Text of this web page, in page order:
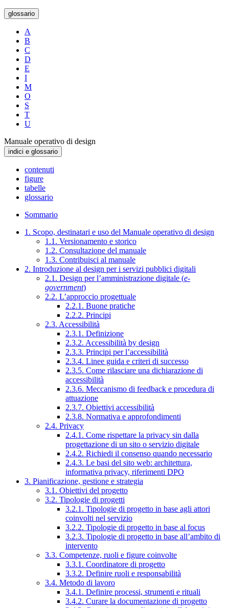
glossario
A
B
C
D
E
I
M
O
S
T
U
Manuale operativo di design
indici e glossario
contenuti
figure
tabelle
glossario
Sommario
1. Scopo, destinatari e uso del Manuale operativo di design
1.1. Versionamento e storico
1.2. Consultazione del manuale
1.3. Contribuisci al manuale
2. Introduzione al design per i servizi pubblici digitali
2.1. Design per l’amministrazione digitale (e-
government)
2.2. L’approccio progettuale
2.2.1. Buone pratiche
2.2.2. Principi
2.3. Accessibilità
2.3.1. Definizione
2.3.2. Accessibilità by design
2.3.3. Principi per l’accessibilità
2.3.4. Linee guida e criteri di successo
2.3.5. Come rilasciare una dichiarazione di
accessibilità
2.3.6. Meccanismo di feedback e procedura di
attuazione
2.3.7. Obiettivi accessibilità
2.3.8. Normativa e approfondimenti
2.4. Privacy
2.4.1. Come rispettare la privacy sin dalla
progettazione di un sito o servizio digitale
2.4.2. Richiedi il consenso quando necessario
2.4.3. Le basi del sito web: architettura,
informativa privacy, riferimenti DPO
3. Pianificazione, gestione e strategia
3.1. Obiettivi del progetto
3.2. Tipologie di progetti
3.2.1. Tipologie di progetto in base agli attori
coinvolti nel servizio
3.2.2. Tipologie di progetto in base al focus
3.2.3. Tipologie di progetto in base all’ambito di
intervento
3.3. Competenze, ruoli e figure coinvolte
3.3.1. Coordinatore di progetto
3.3.2. Definire ruoli e responsabilità
3.4. Metodo di lavoro
3.4.1. Definire processi, strumenti e rituali
3.4.2. Curare la documentazione di progetto